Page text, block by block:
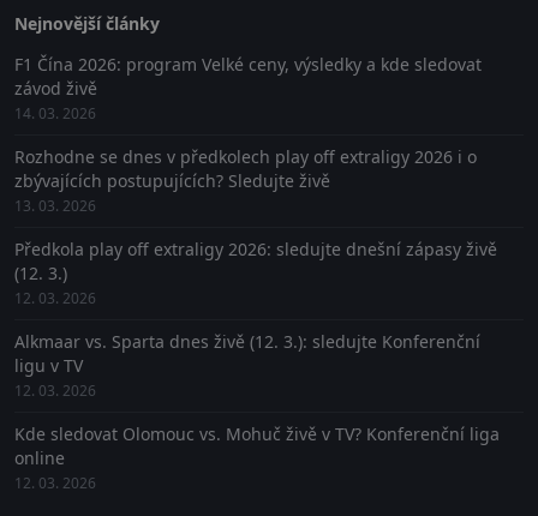
Nejnovější články
F1 Čína 2026: program Velké ceny, výsledky a kde sledovat
závod živě
14. 03. 2026
Rozhodne se dnes v předkolech play off extraligy 2026 i o
zbývajících postupujících? Sledujte živě
13. 03. 2026
Předkola play off extraligy 2026: sledujte dnešní zápasy živě
(12. 3.)
12. 03. 2026
Alkmaar vs. Sparta dnes živě (12. 3.): sledujte Konferenční
ligu v TV
12. 03. 2026
Kde sledovat Olomouc vs. Mohuč živě v TV? Konferenční liga
online
12. 03. 2026